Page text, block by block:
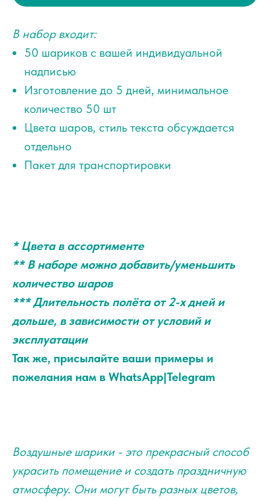
В набор входит:
50 шариков с вашей индивидуальной
надписью
Изготовление до 5 дней, минимальное
количество 50 шт
Цвета шаров, стиль текста обсуждается
отдельно
Пакет для транспортировки
* Цвета в ассортименте
** В наборе можно добавить/уменьшить
количество шаров
*** Длительность полёта от 2-х дней и
дольше, в зависимости от условий и
эксплуатации
Так же, присылайте ваши примеры и
пожелания нам в WhatsApp|Telegram
Воздушные шарики - это прекрасный способ
украсить помещение и создать праздничную
атмосферу. Они могут быть разных цветов,